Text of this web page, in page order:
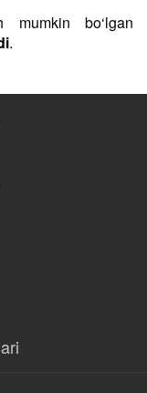
mumkin bo‘lgan
.